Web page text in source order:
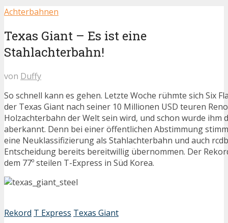
Achterbahnen
Texas Giant – Es ist eine
Stahlachterbahn!
von Duffy
So schnell kann es gehen. Letzte Woche rühmte sich Six
der Texas Giant nach seiner 10 Millionen USD teuren
Holzachterbahn der Welt sein wird, und schon wurde ihm
aberkannt. Denn bei einer öffentlichen Abstimmung
eine Neuklassifizierung als Stahlachterbahn und auch
Entscheidung bereits bereitwillig übernommen. Der
dem 77º steilen T-Express in Süd Korea.
Rekord T Express Texas Giant